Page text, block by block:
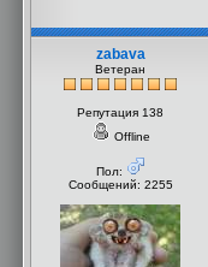
zabava
Ветеран
Репутация 138
Offline
Пол:
Сообщений: 2255